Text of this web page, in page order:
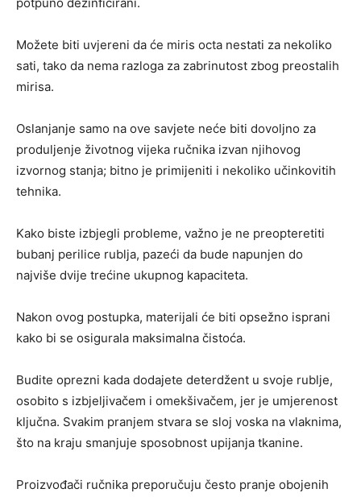
Možete biti uvjereni da će miris octa nestati za nekoliko
sati, tako da nema razloga za zabrinutost zbog preostalih
mirisa.
Oslanjanje samo na ove savjete neće biti dovoljno za
produljenje životnog vijeka ručnika izvan njihovog
izvornog stanja; bitno je primijeniti i nekoliko učinkovitih
tehnika.
Kako biste izbjegli probleme, važno je ne preopteretiti
bubanj perilice rublja, pazeći da bude napunjen do
najviše dvije trećine ukupnog kapaciteta.
Nakon ovog postupka, materijali će biti opsežno isprani
kako bi se osigurala maksimalna čistoća.
Budite oprezni kada dodajete deterdžent u svoje rublje,
osobito s izbjeljivačem i omekšivačem, jer je umjerenost
ključna. Svakim pranjem stvara se sloj voska na vlaknima,
što na kraju smanjuje sposobnost upijanja tkanine.
Proizvođači ručnika preporučuju često pranje obojenih